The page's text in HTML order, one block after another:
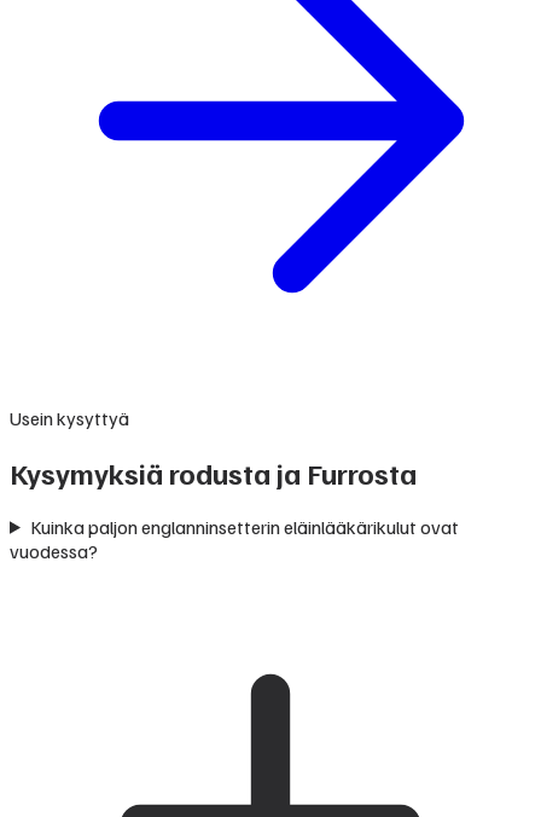
Usein kysyttyä
Kysymyksiä rodusta ja Furrosta
Kuinka paljon englanninsetterin eläinlääkärikulut ovat
vuodessa?